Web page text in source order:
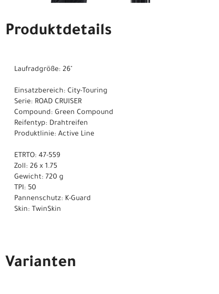
Produktdetails
Laufradgröße: 26"
Einsatzbereich: City-Touring
Serie: ROAD CRUISER
Compound: Green Compound
Reifentyp: Drahtreifen
Produktlinie: Active Line
ETRTO: 47-559
Zoll: 26 x 1.75
Gewicht: 720 g
TPI: 50
Pannenschutz: K-Guard
Skin: TwinSkin
Varianten